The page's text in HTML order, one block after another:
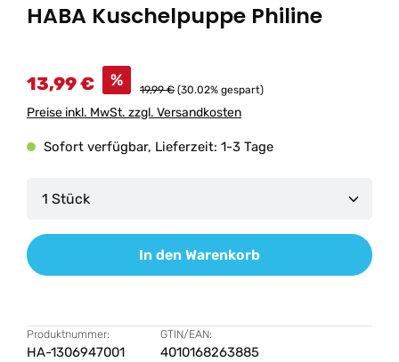
HABA Kuschelpuppe Philine
13,99 € % 19,99 € (30.02% gespart)
Preise inkl. MwSt. zzgl. Versandkosten
Sofort verfügbar, Lieferzeit: 1-3 Tage
Produkt Anzahl: Gib den gewünschten Wert
In den Warenkorb
Produktnummer:
HA-1306947001
GTIN/EAN:
4010168263885